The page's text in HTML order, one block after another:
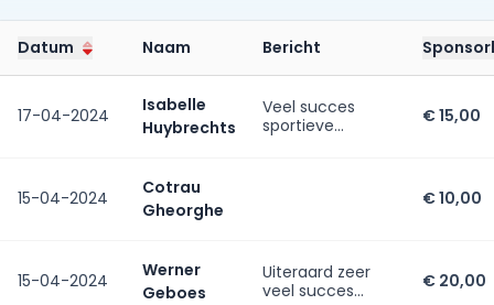
Datum Naam Bericht
17-04-2024
Isabelle
Huybrechts
Veel succes
sportieve
€ 15,00
15-04-2024
Cotrau
Gheorghe
€ 10,00
15-04-2024
Werner
Geboes
Uiteraard zeer
veel succes
€ 20,00